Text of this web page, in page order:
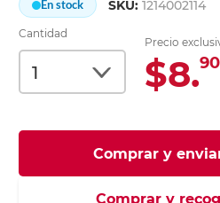
En stock SKU:1214002114
Cantidad
Precio
$8.90
Comprar y
Comprar y